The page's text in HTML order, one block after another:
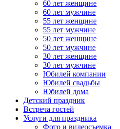
60 лет женщине
60 лет мужчине
55 лет женщине
55 лет мужчине
50 лет женщине
50 лет мужчине
30 лет женщине
30 лет мужчине
Юбилей компании
Юбилей свадьбы
Юбилей дома
Детский праздник
Встреча гостей
Услуги для праздника
Фото и видеосъемка